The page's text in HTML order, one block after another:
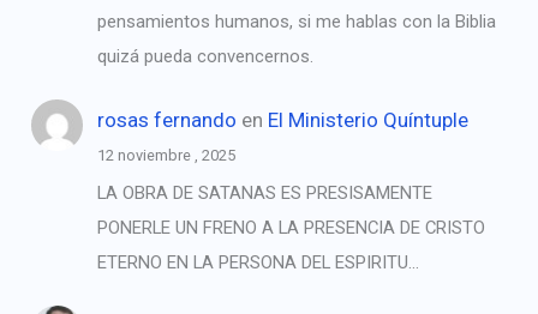
pensamientos humanos, si me hablas con la Biblia
quizá pueda convencernos.
rosas fernando en El Ministerio Quíntuple
12 noviembre , 2025
LA OBRA DE SATANAS ES PRESISAMENTE
PONERLE UN FRENO A LA PRESENCIA DE CRISTO
ETERNO EN LA PERSONA DEL ESPIRITU…